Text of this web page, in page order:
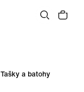
Tašky a batohy